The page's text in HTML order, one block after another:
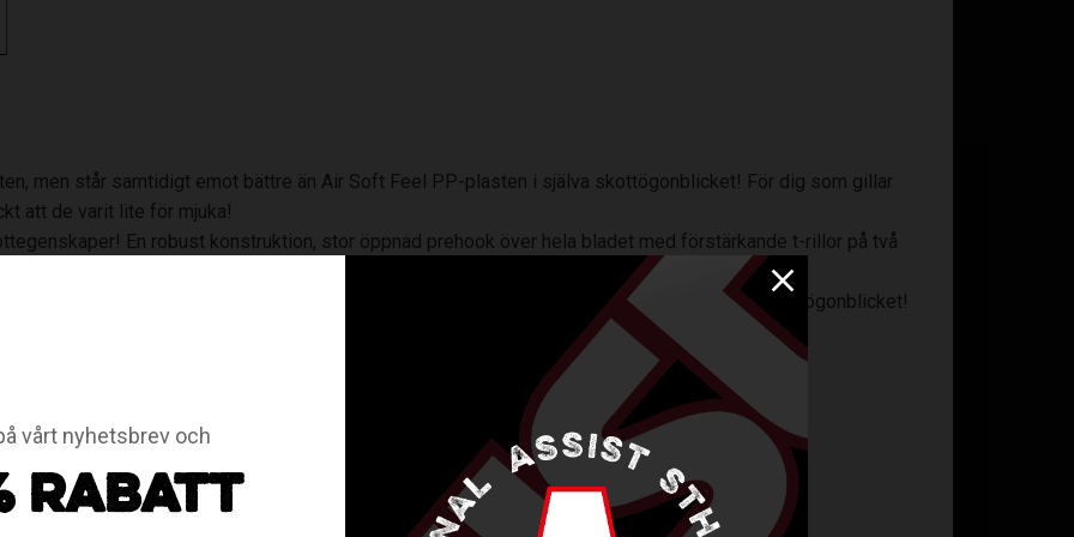
men står samtidigt emot bättre än Air Soft Feel PP-plasten i själva skottögonblicket! För dig som gillar
att de varit lite för mjuka!
En robust konstruktion, stor öppnad prehook över hela bladet med förstärkande t-rillor på två
vanliga PE-plasten, men står samtidigt emot bättre än Air Soft Feel PP-plasten i själva skottögonblicket!
ibland tyckt att de varit lite för mjuka!
vårt nyhetsbrev och
RABATT